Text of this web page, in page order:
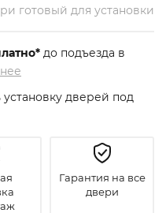
готовый для установки
до подъезда в
дверей под
Гарантия на все
двери